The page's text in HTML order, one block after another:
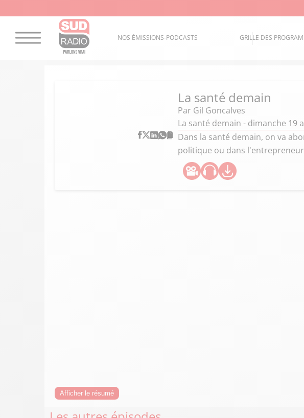
NOS ÉMISSIONS-PODCASTS GRILLE DES
La santé demain
Par Gil Goncalves
La santé demain - dimanche 19
Dans la santé demain, on va
politique ou dans
Afficher le résumé